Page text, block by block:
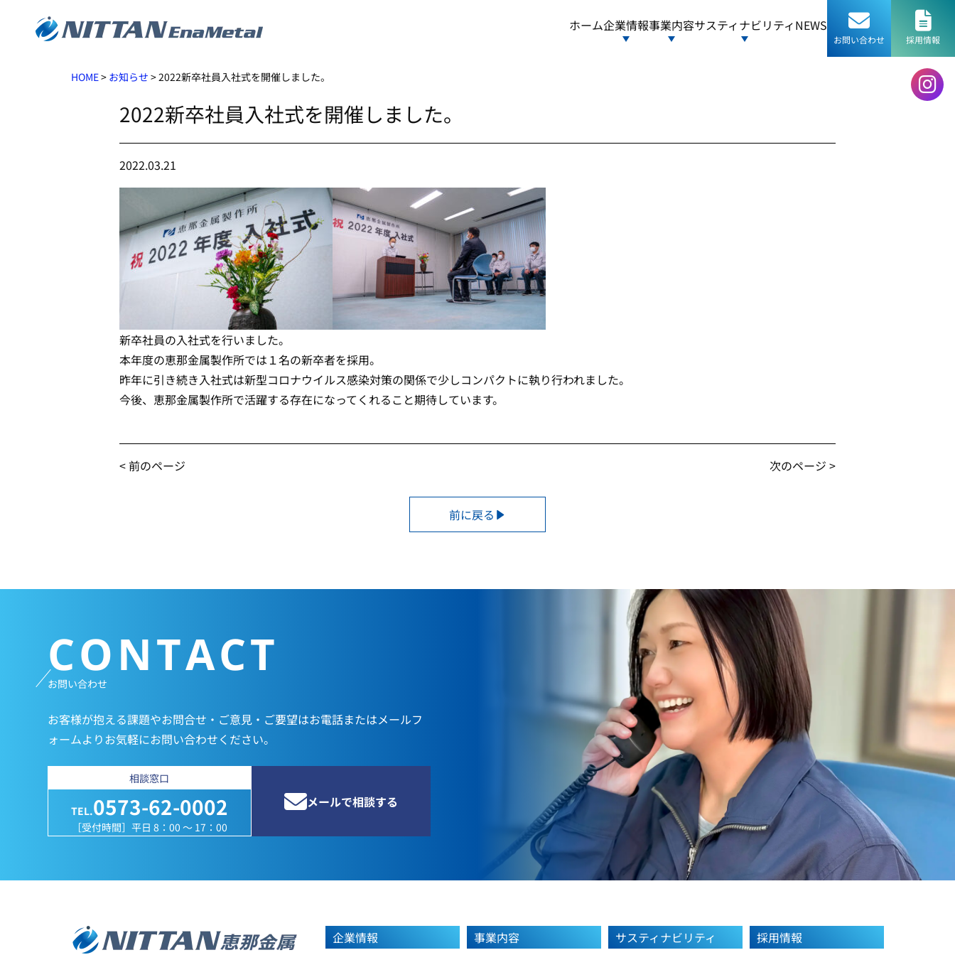
ホーム企業情報事業内容サスティナビリティNEWS
お問い合わせ 採用情報
HOME> お知らせ >2022新卒社員入社式を開催しました。
2022新卒社員入社式を開催しました。
2022.03.21
新卒社員の入社式を行いました。
本年度の恵那金属製作所では１名の新卒者を採用。
昨年に引き続き入社式は新型コロナウイルス感染対策の関係で少しコンパクトに執り行われました。
今後、恵那金属製作所で活躍する存在になってくれること期待しています。
< 前のページ 次のページ >
前に戻る
CONTACT
お問い合わせ
お客様が抱える課題やお問合せ・ご意見・ご要望はお電話またはメールフ
ォームよりお気軽にお問い合わせください。
相談窓口
TEL.0573-62-0002
［受付時間］平日 8：00 ～ 17：00
メールで相談する
企業情報 事業内容 サスティナビリティ 採用情報